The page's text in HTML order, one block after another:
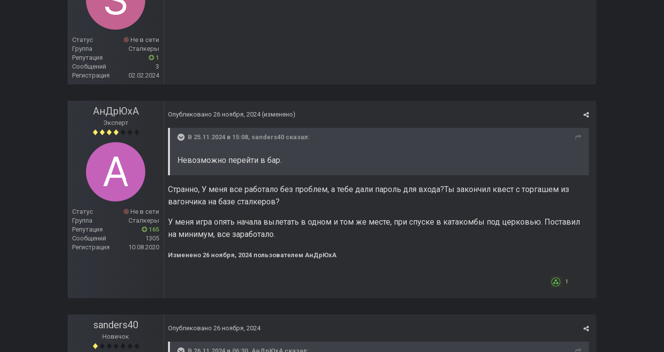
Статус
Не в сети
Группа
Сталкеры
Репутация
1
Сообщений
3
Регистрация
02.02.2024
АнДрЮхА
Эксперт
Статус
Не в сети
Группа
Сталкеры
Репутация
165
Сообщений
1305
Регистрация
10.08.2020
Опубликовано 26 ноября, 2024 (изменено)
В 25.11.2024 в 15:08, sanders40 сказал:
Невозможно перейти в бар.
Странно, У меня все работало без проблем, а тебе дали пароль для входа?Ты закончил квест с торгашем из
вагончика на базе сталкеров?
У меня игра опять начала вылетать в одном и том же месте, при спуске в катакомбы под церковью. Поставил
на минимум, все заработало.
Изменено 26 ноября, 2024 пользователем АнДрЮхА
1
sanders40
Новичок
Опубликовано 26 ноября, 2024